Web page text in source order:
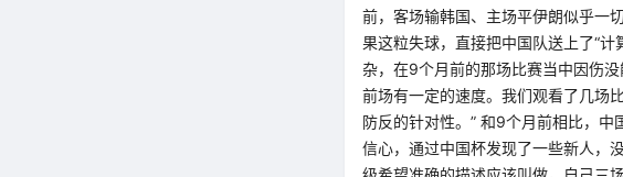
前，客场输韩国、主场平伊朗似乎一
果这粒失球，直接把中国队送上了“
杂，在9个月前的那场比赛当中因伤
前场有一定的速度。我们观看了几场
防反的针对性。” 和9个月前相比，
信心，通过中国杯发现了一些新人，